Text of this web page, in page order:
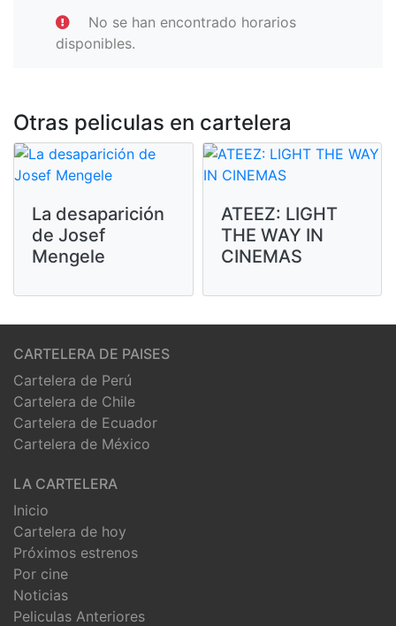
No se han encontrado horarios
disponibles.
Otras peliculas en cartelera
La desaparición
de Josef
Mengele
ATEEZ: LIGHT
THE WAY IN
CINEMAS
CARTELERA DE PAISES
Cartelera de Perú
Cartelera de Chile
Cartelera de Ecuador
Cartelera de México
LA CARTELERA
Inicio
Cartelera de hoy
Próximos estrenos
Por cine
Noticias
Peliculas Anteriores